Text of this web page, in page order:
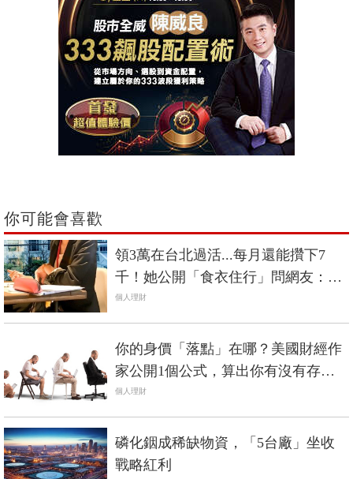
你可能會喜歡
領3萬在台北過活...每月還能攢下7
千！她公開「食衣住行」問網友：你
過得了這種生活？
個人理財
你的身價「落點」在哪？美國財經作
家公開1個公式，算出你有沒有存得
比同齡者多！
個人理財
磷化銦成稀缺物資，「5台廠」坐收
戰略紅利